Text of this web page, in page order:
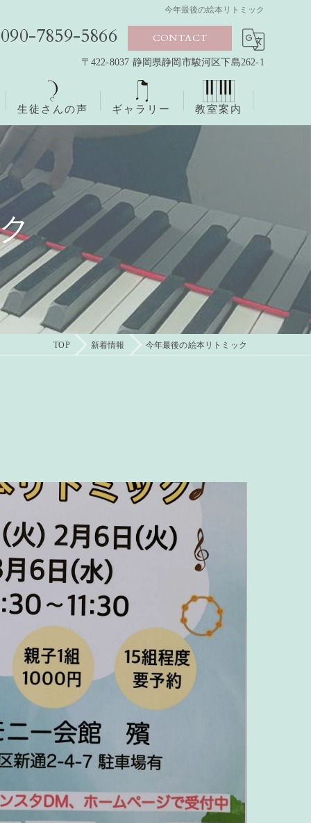
今年最後の絵本リトミック
090-7859-5866 CONTACT
〒422-8037 静岡県静岡市駿河区下島262-1
生徒さんの声 ギャラリー 教室案内
TOP 新着情報 今年最後の絵本リトミック